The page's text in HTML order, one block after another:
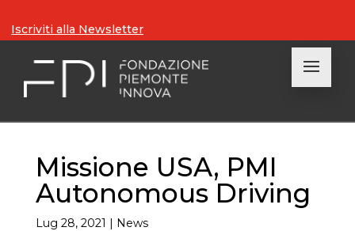
Iscriviti alla Newsletter
Missione USA, PMI
Autonomous Driving
Lug 28, 2021 | News